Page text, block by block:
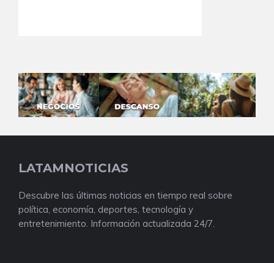
LATAMNOTICIAS
Descubre las últimas noticias en tiempo real sobre
política, economía, deportes, tecnología y
entretenimiento. Información actualizada 24/7.